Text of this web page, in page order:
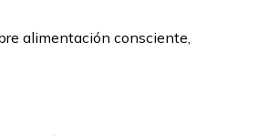
alimentación consciente,